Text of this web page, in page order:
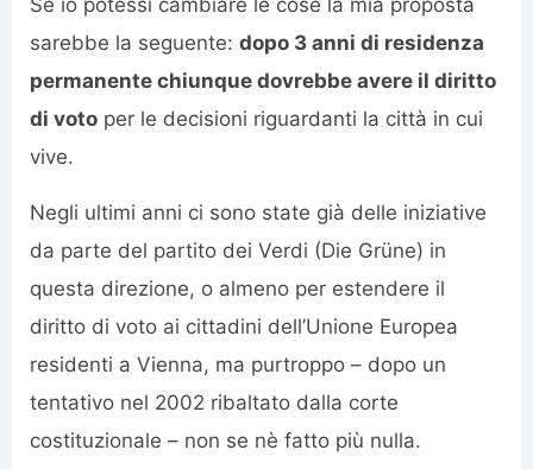
Se io potessi cambiare le cose la mia proposta
sarebbe la seguente: dopo 3 anni di residenza
permanente chiunque dovrebbe avere il diritto
di voto per le decisioni riguardanti la città in cui
vive.
Negli ultimi anni ci sono state già delle iniziative
da parte del partito dei Verdi (Die Grüne) in
questa direzione, o almeno per estendere il
diritto di voto ai cittadini dell’Unione Europea
residenti a Vienna, ma purtroppo – dopo un
tentativo nel 2002 ribaltato dalla corte
costituzionale – non se nè fatto più nulla.